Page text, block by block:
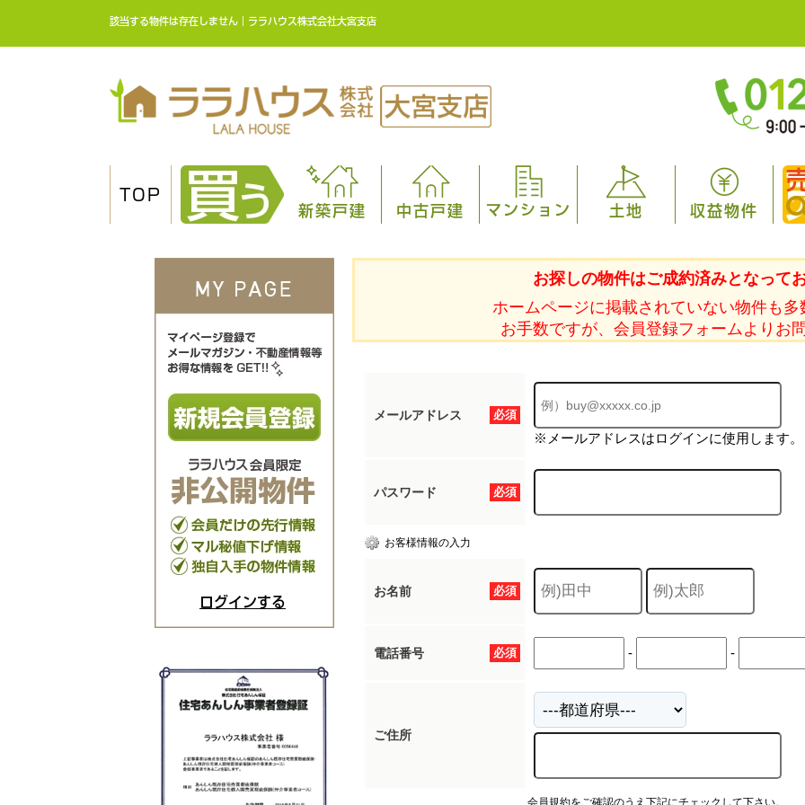
該当する物件は存在しません｜ララハウス株式会社大宮支店
TOP
新築戸建 中古戸建 マンション 土地 収益物件
お探しの物件はご成約済みとなってお
ホームページに掲載されていない物件も多
お手数ですが、会員登録フォームよりお
必須
メールアドレス
※メールアドレスはログインに使用します。
必須
パスワード
お客様情報の入力
必須
お名前
必須
電話番号 - -
ご住所
会員規約をご確認のうえ下記にチェックして下さい。
ログインする